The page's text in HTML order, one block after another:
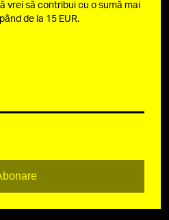
vrei să contribui cu o sumă mai
de la 15 EUR.